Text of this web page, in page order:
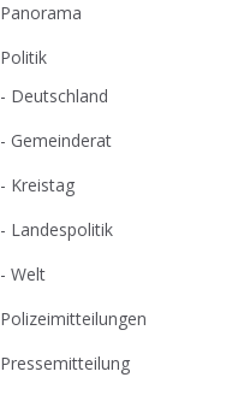
Panorama
Politik
Deutschland
Gemeinderat
Kreistag
Landespolitik
Welt
Polizeimitteilungen
Pressemitteilung